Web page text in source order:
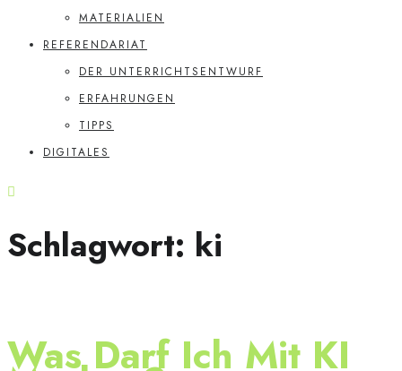
MATERIALIEN
REFERENDARIAT
DER UNTERRICHTSENTWURF
ERFAHRUNGEN
TIPPS
DIGITALES
Schlagwort: ki
Was Darf Ich Mit KI